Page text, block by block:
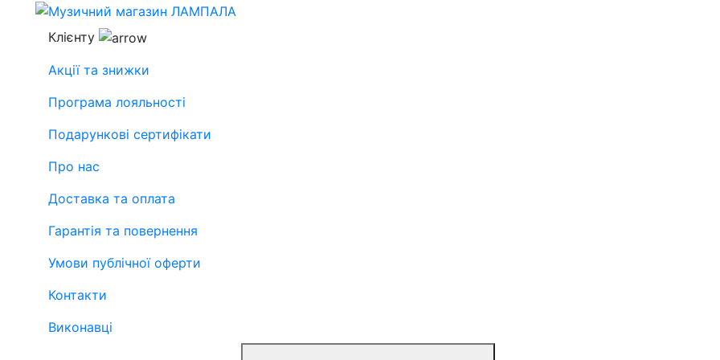
Клієнту
Акції та знижки
Програма лояльності
Подарункові сертифікати
Про нас
Доставка та оплата
Гарантія та повернення
Умови публічної оферти
Контакти
Виконавці